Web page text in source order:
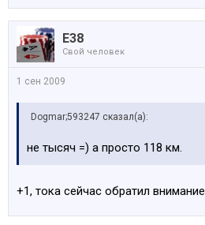
E38
Свой человек
1 сен 2009
Dogmar;593247 сказал(а):
не тысяч =) а просто 118 км.
+1, тока сейчас обратил внимание